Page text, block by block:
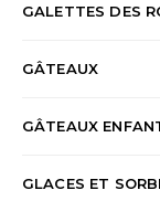
GALETTES DES
GÂTEAUX
GÂTEAUX
GLACES ET